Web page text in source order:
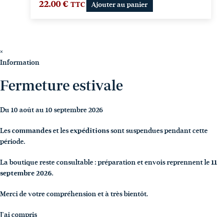
22.00 € TTC Ajouter au panier
×
Information
Fermeture estivale
Du 10 août au 10 septembre 2026
Les commandes et les expéditions sont suspendues pendant cette
période.
La boutique reste consultable : préparation et envois reprennent le 11
septembre 2026.
Merci de votre compréhension et à très bientôt.
J'ai compris